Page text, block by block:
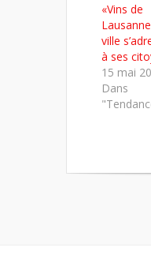
«Vins de
ville
à ses
15 mai
Dans